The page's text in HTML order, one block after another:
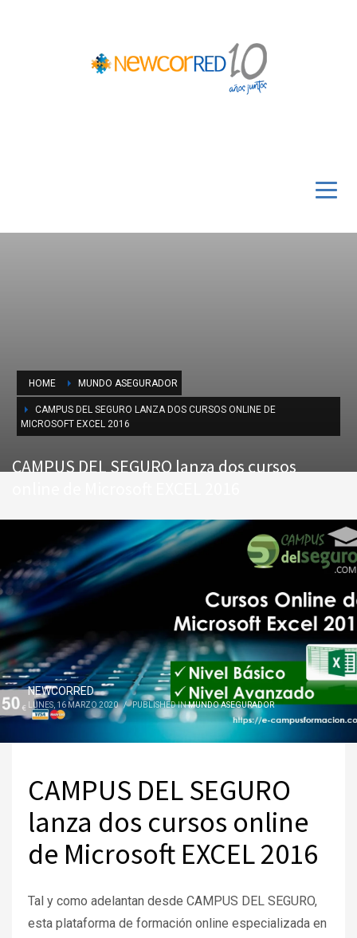
HOME MUNDO ASEGURADOR
CAMPUS DEL SEGURO LANZA DOS CURSOS ONLINE DE
MICROSOFT EXCEL 2016
CAMPUS DEL SEGURO lanza dos cursos
NEWCORRED
LUNES, 16 MARZO 2020 / PUBLISHED INMUNDO ASEGURADOR
CAMPUS DEL SEGURO
lanza dos cursos online
de Microsoft EXCEL 2016
Tal y como adelantan desde CAMPUS DEL SEGURO,
esta plataforma de formación online especializada en